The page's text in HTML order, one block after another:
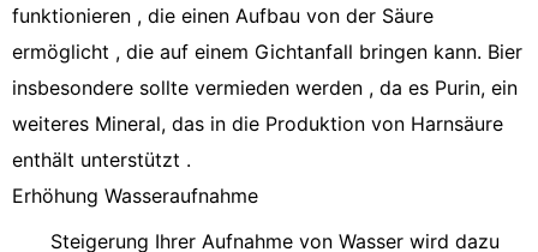
funktionieren , die einen Aufbau von der Säure
ermöglicht , die auf einem Gichtanfall bringen kann. Bier
insbesondere sollte vermieden werden , da es Purin, ein
weiteres Mineral, das in die Produktion von Harnsäure
enthält unterstützt .
Erhöhung Wasseraufnahme
Steigerung Ihrer Aufnahme von Wasser wird dazu